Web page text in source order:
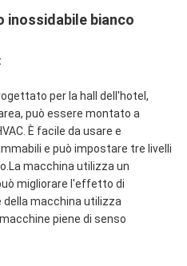
inossidabile bianco
per la hall dell'hotel,
può essere montato a
È facile da usare e
e può impostare tre livelli
macchina utilizza un
migliorare l'effetto di
macchina utilizza
piene di senso